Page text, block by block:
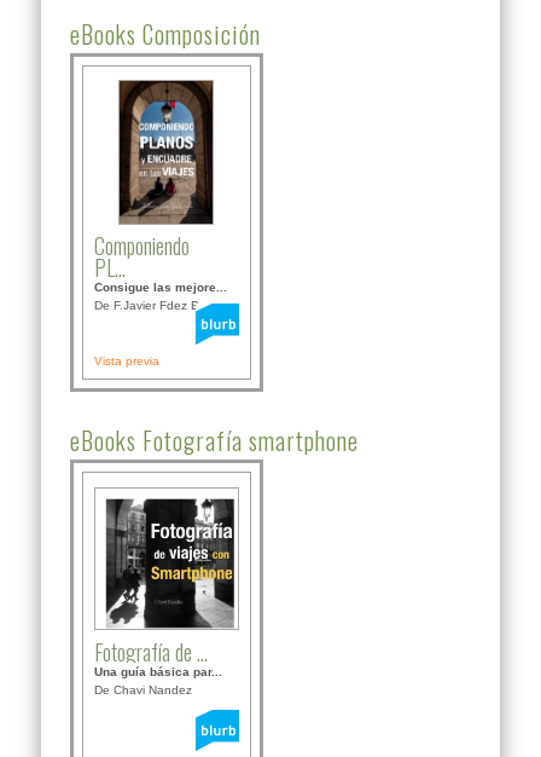
eBooks Composición
Componiendo
PL...
Consigue las mejore...
De F.Javier Fdez Bor...
Vista previa
eBooks Fotografía smartphone
Fotografía de ...
Una guía básica par...
De Chavi Nandez